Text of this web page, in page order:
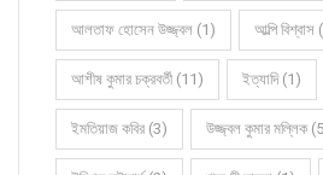
আলতাফ হোসেন উজ্জ্বল (1) আল্পি বিশ্বাস
আশীষ কুমার চক্রবর্তী (11) ইত্যাদি (1)
ইমতিয়াজ কবির (3) উজ্জ্বল কুমার মল্লিক